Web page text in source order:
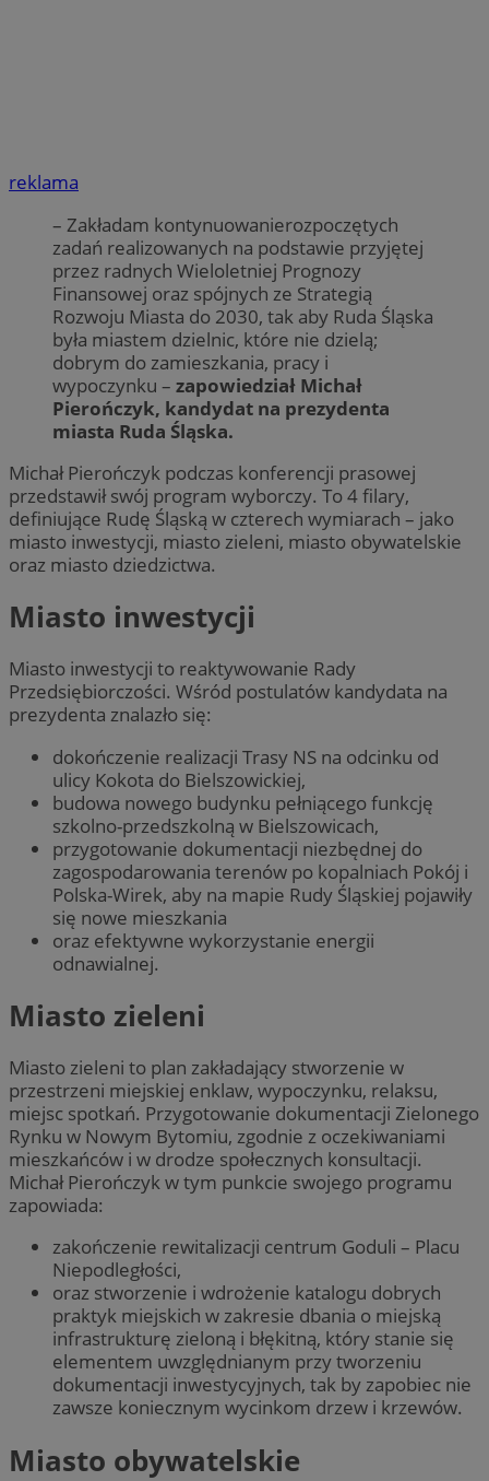
reklama
– Zakładam kontynuowanierozpoczętych
zadań realizowanych na podstawie przyjętej
przez radnych Wieloletniej Prognozy
Finansowej oraz spójnych ze Strategią
Rozwoju Miasta do 2030, tak aby Ruda Śląska
była miastem dzielnic, które nie dzielą;
dobrym do zamieszkania, pracy i
wypoczynku – zapowiedział Michał
Pierończyk, kandydat na prezydenta
miasta Ruda Śląska.
Michał Pierończyk podczas konferencji prasowej
przedstawił swój program wyborczy. To 4 filary,
definiujące Rudę Śląską w czterech wymiarach – jako
miasto inwestycji, miasto zieleni, miasto obywatelskie
oraz miasto dziedzictwa.
Miasto inwestycji
Miasto inwestycji to reaktywowanie Rady
Przedsiębiorczości. Wśród postulatów kandydata na
prezydenta znalazło się:
dokończenie realizacji Trasy NS na odcinku od
ulicy Kokota do Bielszowickiej,
budowa nowego budynku pełniącego funkcję
szkolno-przedszkolną w Bielszowicach,
przygotowanie dokumentacji niezbędnej do
zagospodarowania terenów po kopalniach Pokój i
Polska-Wirek, aby na mapie Rudy Śląskiej pojawiły
się nowe mieszkania
oraz efektywne wykorzystanie energii
odnawialnej.
Miasto zieleni
Miasto zieleni to plan zakładający stworzenie w
przestrzeni miejskiej enklaw, wypoczynku, relaksu,
miejsc spotkań. Przygotowanie dokumentacji Zielonego
Rynku w Nowym Bytomiu, zgodnie z oczekiwaniami
mieszkańców i w drodze społecznych konsultacji.
Michał Pierończyk w tym punkcie swojego programu
zapowiada:
zakończenie rewitalizacji centrum Goduli – Placu
Niepodległości,
oraz stworzenie i wdrożenie katalogu dobrych
praktyk miejskich w zakresie dbania o miejską
infrastrukturę zieloną i błękitną, który stanie się
elementem uwzględnianym przy tworzeniu
dokumentacji inwestycyjnych, tak by zapobiec nie
zawsze koniecznym wycinkom drzew i krzewów.
Miasto obywatelskie